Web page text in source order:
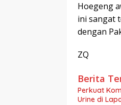
Hoegeng
ini sangat
dengan
ZQ
Berita
Perkuat
Urine di